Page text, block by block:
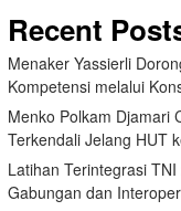
Recent
Menaker Yassierli
Kompetensi melalui
Menko Polkam Djamari
Terkendali Jelang HUT
Latihan Terintegrasi
Gabungan dan